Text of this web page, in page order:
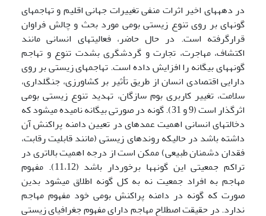
در دهه­های اخیر اثرات منفی تغییرات جهانی اقلیم و تهاجم­های
گونه­ای بر روی تنوع زیستی بومی مورد بحث و چالش فراوان
قرارگرفته است. در حال حاضر، فعالیت­های انسانی مانند
اکتشاف، مهاجرت، تجارت و گردشگری بشدت تنوع و تهاجم
گونه­های بیگانه را افزایش داده است. تهاجم­های زیستی بر روی
دارایی اقتصادی انسان از طریق تأثیر بر کشاورزی، جنگل­داری،
سلامت، تغییر کاربری بوم سازگان، تهدید تنوع زیستی بومی
اثرگذار است (9 و 31). گونه در صورتی بیگانه نامیده می­شود که
دخالت­های انسانی اهمیت عمده­ای در تعیین دامنه پراکنش آن
داشته باشد در حالیکه روندهای زیستی (مانند قابلیت رقابت،
فقدان دشمنان طبیعی) ممکن است از درجه اهمیت بالاتری در
تراکم جمعیتی این گونه­ها برخوردار باشد (11،12). مفهوم
مهاجم به افراد جمعیت نه به کل گونه اطلاق می­شود بدین
صورت که گونه در دامنه پراکنش بومی خود مفهوم مهاجم
ندارد. در حقیقت اصطلاح مهاجم دارای مفهوم جغرافیای زیستی